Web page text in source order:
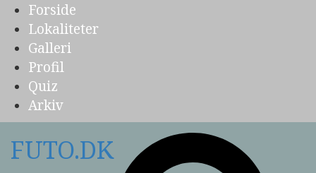
Forside
Lokaliteter
Galleri
Profil
Quiz
Arkiv
FUTO.DK